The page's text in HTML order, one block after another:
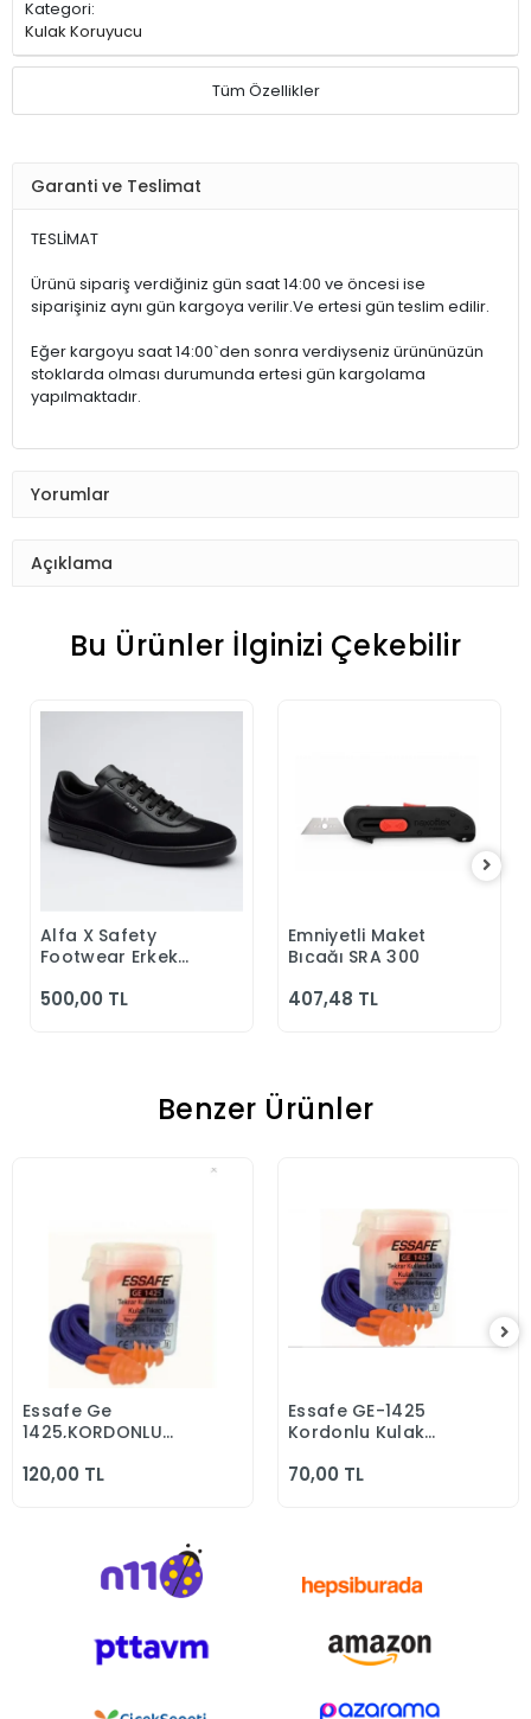
Kategori:
Kulak Koruyucu
Tüm Özellikler
Garanti ve Teslimat
TESLİMAT
Ürünü sipariş verdiğiniz gün saat 14:00 ve öncesi ise
siparişiniz aynı gün kargoya verilir.Ve ertesi gün teslim edilir.
Eğer kargoyu saat 14:00`den sonra verdiyseniz ürününüzün
stoklarda olması durumunda ertesi gün kargolama
yapılmaktadır.
Yorumlar
Açıklama
Bu Ürünler İlginizi Çekebilir
Sepete Ekle
Alfa X Safety
Footwear Erkek
Klasik Ayakkabı
500,00 TL
Sepete Ekle
Emniyetli Maket
Bıçağı SRA 300
407,48 TL
Benzer Ürünler
Sepete Ekle
Essafe Ge
1425,KORDONLU
Önleyici Tıkaçı 10
120,00 TL
Sepete Ekle
Essafe GE-1425
Kordonlu Kulak
70,00 TL